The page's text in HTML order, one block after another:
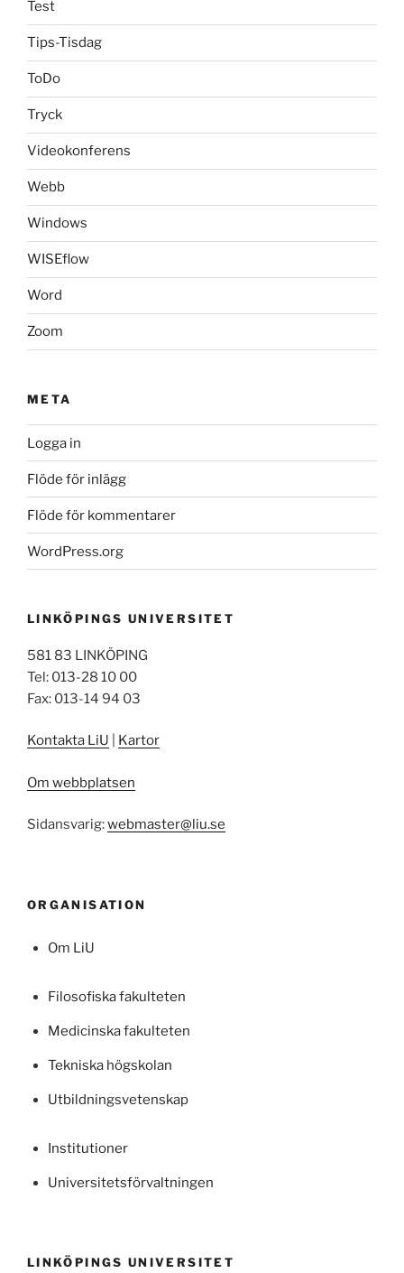
Test
Tips-Tisdag
ToDo
Tryck
Videokonferens
Webb
Windows
WISEflow
Word
Zoom
META
Logga in
Flöde för inlägg
Flöde för kommentarer
WordPress.org
LINKÖPINGS UNIVERSITET
581 83 LINKÖPING
Tel: 013-28 10 00
Fax: 013-14 94 03
Kontakta LiU Kartor
Om webbplatsen
Sidansvarig:webmaster@liu.se
ORGANISATION
Om LiU
Filosofiska fakulteten
Medicinska fakulteten
Tekniska högskolan
Utbildningsvetenskap
Institutioner
Universitetsförvaltningen
LINKÖPINGS UNIVERSITET